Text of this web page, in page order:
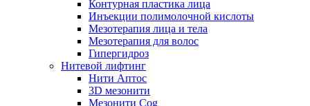
Контурная пластика лица
Инъекции полимолочной кислоты
Мезотерапия лица и тела
Мезотерапия для волос
Гипергидроз
Нитевой лифтинг
Нити Аптос
3D мезонити
Мезонити Cog